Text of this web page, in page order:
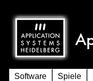
Software Spiele